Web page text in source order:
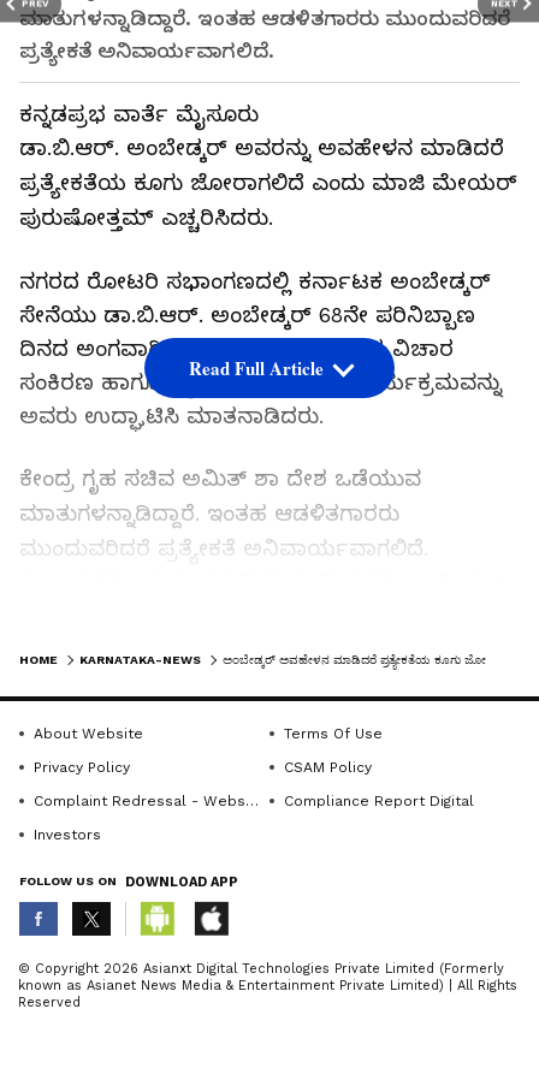
PREV NEXT
ಮಾತುಗಳನ್ನಾಡಿದ್ದಾರೆ. ಇಂತಹ ಆಡಳಿತಗಾರರು ಮುಂದುವರಿದರೆ
ಪ್ರತ್ಯೇಕತೆ ಅನಿವಾರ್ಯವಾಗಲಿದೆ.
ಕನ್ನಡಪ್ರಭ ವಾರ್ತೆ ಮೈಸೂರು
ಡಾ.ಬಿ.ಆರ್. ಅಂಬೇಡ್ಕರ್ ಅವರನ್ನು ಅವಹೇಳನ ಮಾಡಿದರೆ
ಪ್ರತ್ಯೇಕತೆಯ ಕೂಗು ಜೋರಾಗಲಿದೆ ಎಂದು ಮಾಜಿ ಮೇಯರ್
ಪುರುಷೋತ್ತಮ್ ಎಚ್ಚರಿಸಿದರು.
ನಗರದ ರೋಟರಿ ಸಭಾಂಗಣದಲ್ಲಿ ಕರ್ನಾಟಕ ಅಂಬೇಡ್ಕರ್
ಸೇನೆಯು ಡಾ.ಬಿ.ಆರ್. ಅಂಬೇಡ್ಕರ್ 68ನೇ ಪರಿನಿಬ್ಬಾಣ
ದಿನದ ಅಂಗವಾಗಿ ಭಾನುವಾರ ಆಯೋಜಿಸಿದ್ದ ವಿಚಾರ
ಸಂಕಿರಣ ಹಾಗೂ ಕ್ಯಾಲೆಂಡರ್ ಬಿಡುಗಡೆ ಕಾರ್ಯಕ್ರಮವನ್ನು
ಅವರು ಉದ್ಘಾಟಿಸಿ ಮಾತನಾಡಿದರು.
ಕೇಂದ್ರ ಗೃಹ ಸಚಿವ ಅಮಿತ್ ಶಾ ದೇಶ ಒಡೆಯುವ
ಮಾತುಗಳನ್ನಾಡಿದ್ದಾರೆ. ಇಂತಹ ಆಡಳಿತಗಾರರು
ಮುಂದುವರಿದರೆ ಪ್ರತ್ಯೇಕತೆ ಅನಿವಾರ್ಯವಾಗಲಿದೆ.
ಅವಹೇಳನ ಮಾಡಿದರೆ ಪ್ರತ್ಯೇಕತೆಯ ಕೂಗು ಏಳಲಿದೆ
ಅಗ್ರಹಿಸಿದರು.
ನಳಂದ ಬುದ್ಧವಿಹಾರದ ಬೋಧಿರತ್ನ ಭಂತೇಜಿ ವಾತನಾಡಿ,
ನಮ್ಮೆಲ್ಲರಿಗೂ ಬದುಕಿನ ದೃಷ್ಟಿ ನೀಡಿದವರು ಬಾಬ
Read Full Article
ABOUT THE AUTHOR
K KannadaprabhaNewsNetwork
HOME KARNATAKA-NEWS
About Website
Terms Of Use
Privacy Policy
CSAM Policy
Complaint Redressal - Website
Compliance Report Digital
Investors
FOLLOW US ON DOWNLOAD APP
© Copyright 2026 Asianxt Digital Technologies Private Limited (Formerly
known as Asianet News Media & Entertainment Private Limited) | All Rights
Reserved